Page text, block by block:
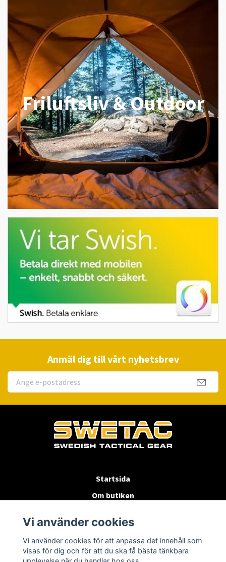
Friluftsliv & Outdoor
Anmäl dig till vårt nyhetsbrev
Startsida
Om butiken
Byten & Returer
Kontakta oss
Vi använder cookies
Vi använder cookies för att anpassa det innehåll som
visas för dig och för att du ska få bästa tänkbara